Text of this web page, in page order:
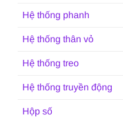
Hệ thống phanh
Hệ thống thân vỏ
Hệ thống treo
Hệ thống truyền động
Hộp số